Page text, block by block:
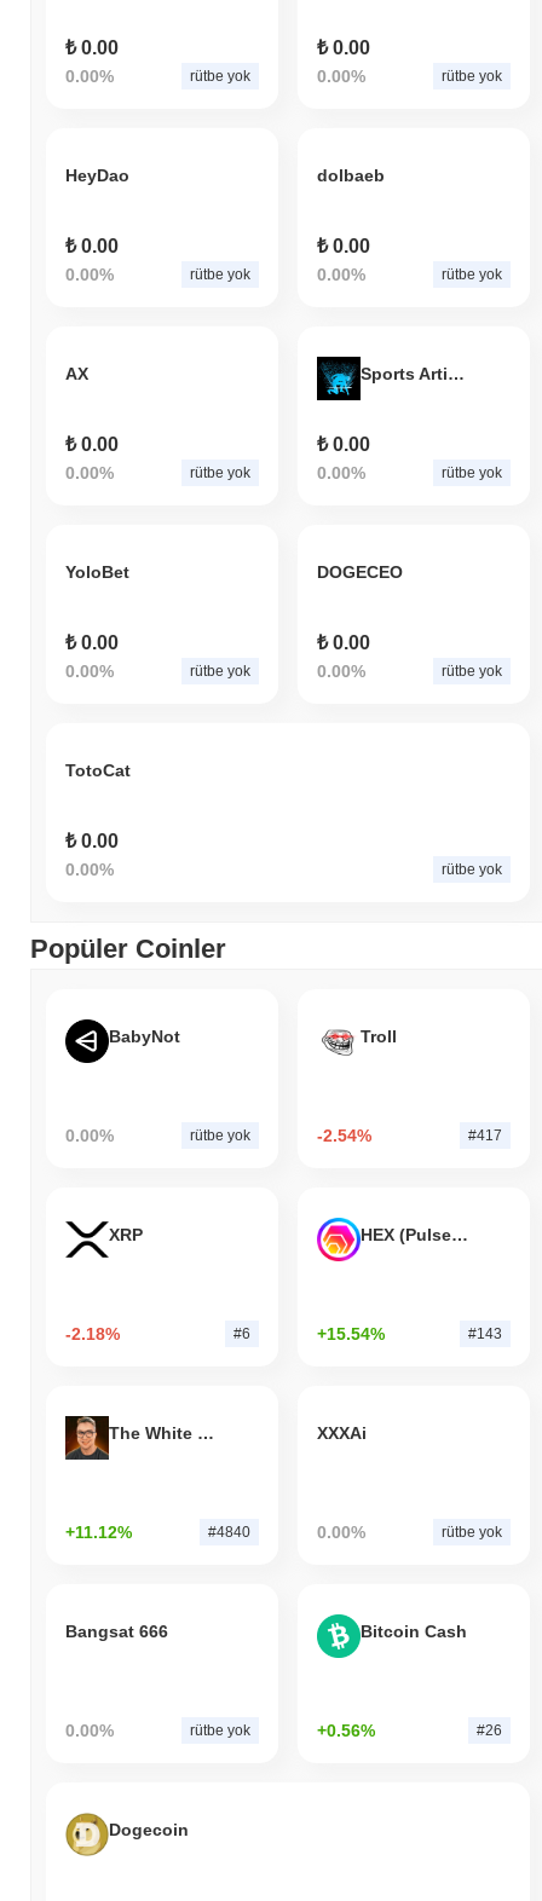
₺ 0.00
0.00% rütbe yok
₺ 0.00
0.00% rütbe yok
HeyDao
₺ 0.00
0.00% rütbe yok
dolbaeb
₺ 0.00
0.00% rütbe yok
AX
₺ 0.00
0.00% rütbe yok
Sports Artificial
₺ 0.00
0.00% rütbe yok
YoloBet
₺ 0.00
0.00% rütbe yok
DOGECEO
₺ 0.00
0.00% rütbe yok
TotoCat
₺ 0.00
0.00% rütbe yok
Popüler Coinler
BabyNot
0.00% rütbe yok
Troll
-2.54% #417
XRP
-2.18% #6
HEX (Pulsechain)
+15.54% #143
The White Bull
+11.12% #4840
XXXAi
0.00% rütbe yok
Bangsat 666
0.00% rütbe yok
Bitcoin Cash
+0.56% #26
Dogecoin